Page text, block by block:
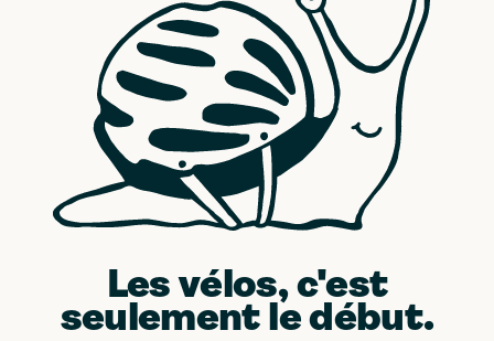
Les vélos, c'est
seulement le début.